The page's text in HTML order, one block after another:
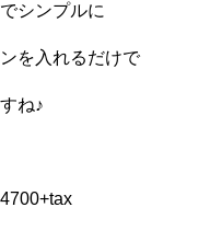
シンプルに
を入れるだけで
ね♪